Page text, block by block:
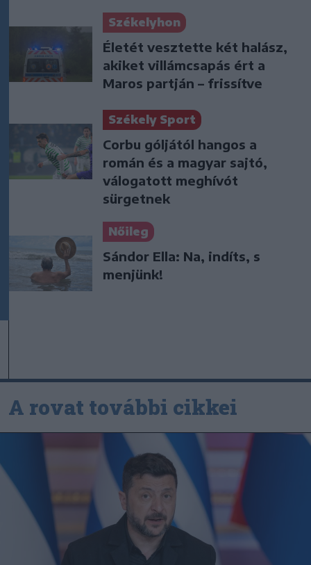
Székelyhon
Életét vesztette két halász,
akiket villámcsapás ért a
Maros partján – frissítve
Székely Sport
Corbu góljától hangos a
román és a magyar sajtó,
válogatott meghívót
sürgetnek
Nőileg
Sándor Ella: Na, indíts, s
menjünk!
A rovat további cikkei